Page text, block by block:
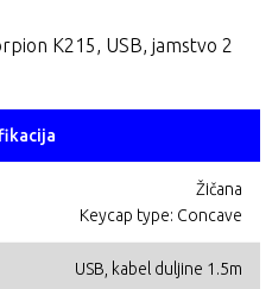
K215, USB, jamstvo 2
Žičana
Keycap type: Concave
USB, kabel duljine 1.5m